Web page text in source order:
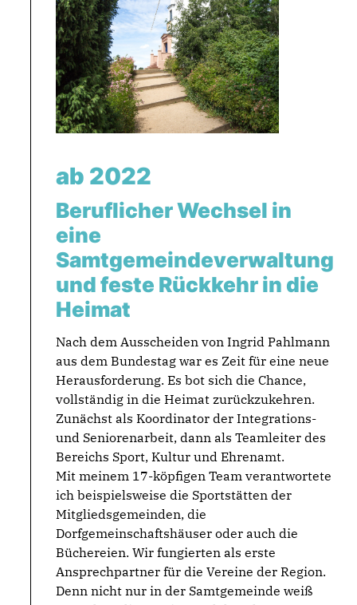
ab 2022
Beruflicher Wechsel in
eine
Samtgemeindeverwaltung
und feste Rückkehr in die
Heimat
Nach dem Ausscheiden von Ingrid Pahlmann
aus dem Bundestag war es Zeit für eine neue
Herausforderung. Es bot sich die Chance,
vollständig in die Heimat zurückzukehren.
Zunächst als Koordinator der Integrations-
und Seniorenarbeit, dann als Teamleiter des
Bereichs Sport, Kultur und Ehrenamt.
Mit meinem 17-köpfigen Team verantwortete
ich beispielsweise die Sportstätten der
Mitgliedsgemeinden, die
Dorfgemeinschaftshäuser oder auch die
Büchereien. Wir fungierten als erste
Ansprechpartner für die Vereine der Region.
Denn nicht nur in der Samtgemeinde weiß